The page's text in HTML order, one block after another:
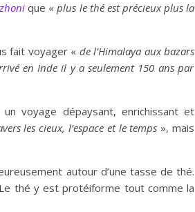
que «plus le thé est précieux plus la
fait voyager « de l’Himalaya aux bazars
en Inde il y a seulement 150 ans par
voyage dépaysant, enrichissant et
les cieux, l’espace et le temps », mais
autour d’une tasse de thé.
thé y est protéiforme tout comme la